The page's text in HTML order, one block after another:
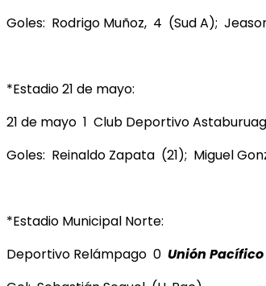
Goles: Rodrigo Muñoz, 4 (Sud A);
*Estadio 21 de mayo:
21 de mayo 1 Club Deportivo
Goles: Reinaldo Zapata (21); Miguel
*Estadio Municipal Norte:
Deportivo Relámpago 0 Unión Pacífico